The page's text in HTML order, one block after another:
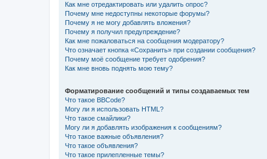
Как мне отредактировать или удалить опрос?
Почему мне недоступны некоторые форумы?
Почему я не могу добавлять вложения?
Почему я получил предупреждение?
Как мне пожаловаться на сообщения модератору?
Что означает кнопка «Сохранить» при создании сообщения?
Почему моё сообщение требует одобрения?
Как мне вновь поднять мою тему?
Форматирование сообщений и типы создаваемых тем
Что такое BBCode?
Могу ли я использовать HTML?
Что такое смайлики?
Могу ли я добавлять изображения к сообщениям?
Что такое важные объявления?
Что такое объявления?
Что такое прилепленные темы?